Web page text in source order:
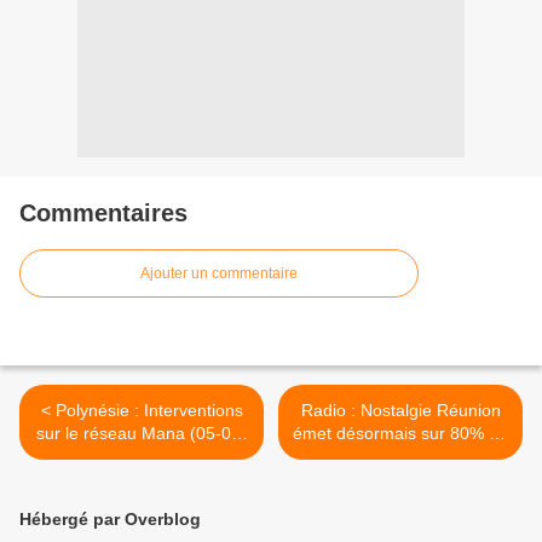
Commentaires
Ajouter un commentaire
< Polynésie : Interventions
sur le réseau Mana (05-07-
2012)
Radio : Nostalgie Réunion
émet désormais sur 80% de
l’île >
Hébergé par Overblog